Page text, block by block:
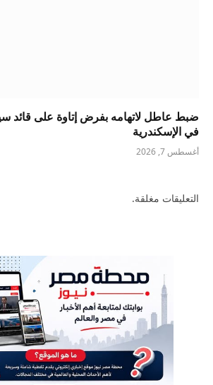
ضبط عاطل لاتهامه بفرض إتاوة على قائد
في الإسكندرية
أغسطس 7, 2026
التعليقات مغلقة.